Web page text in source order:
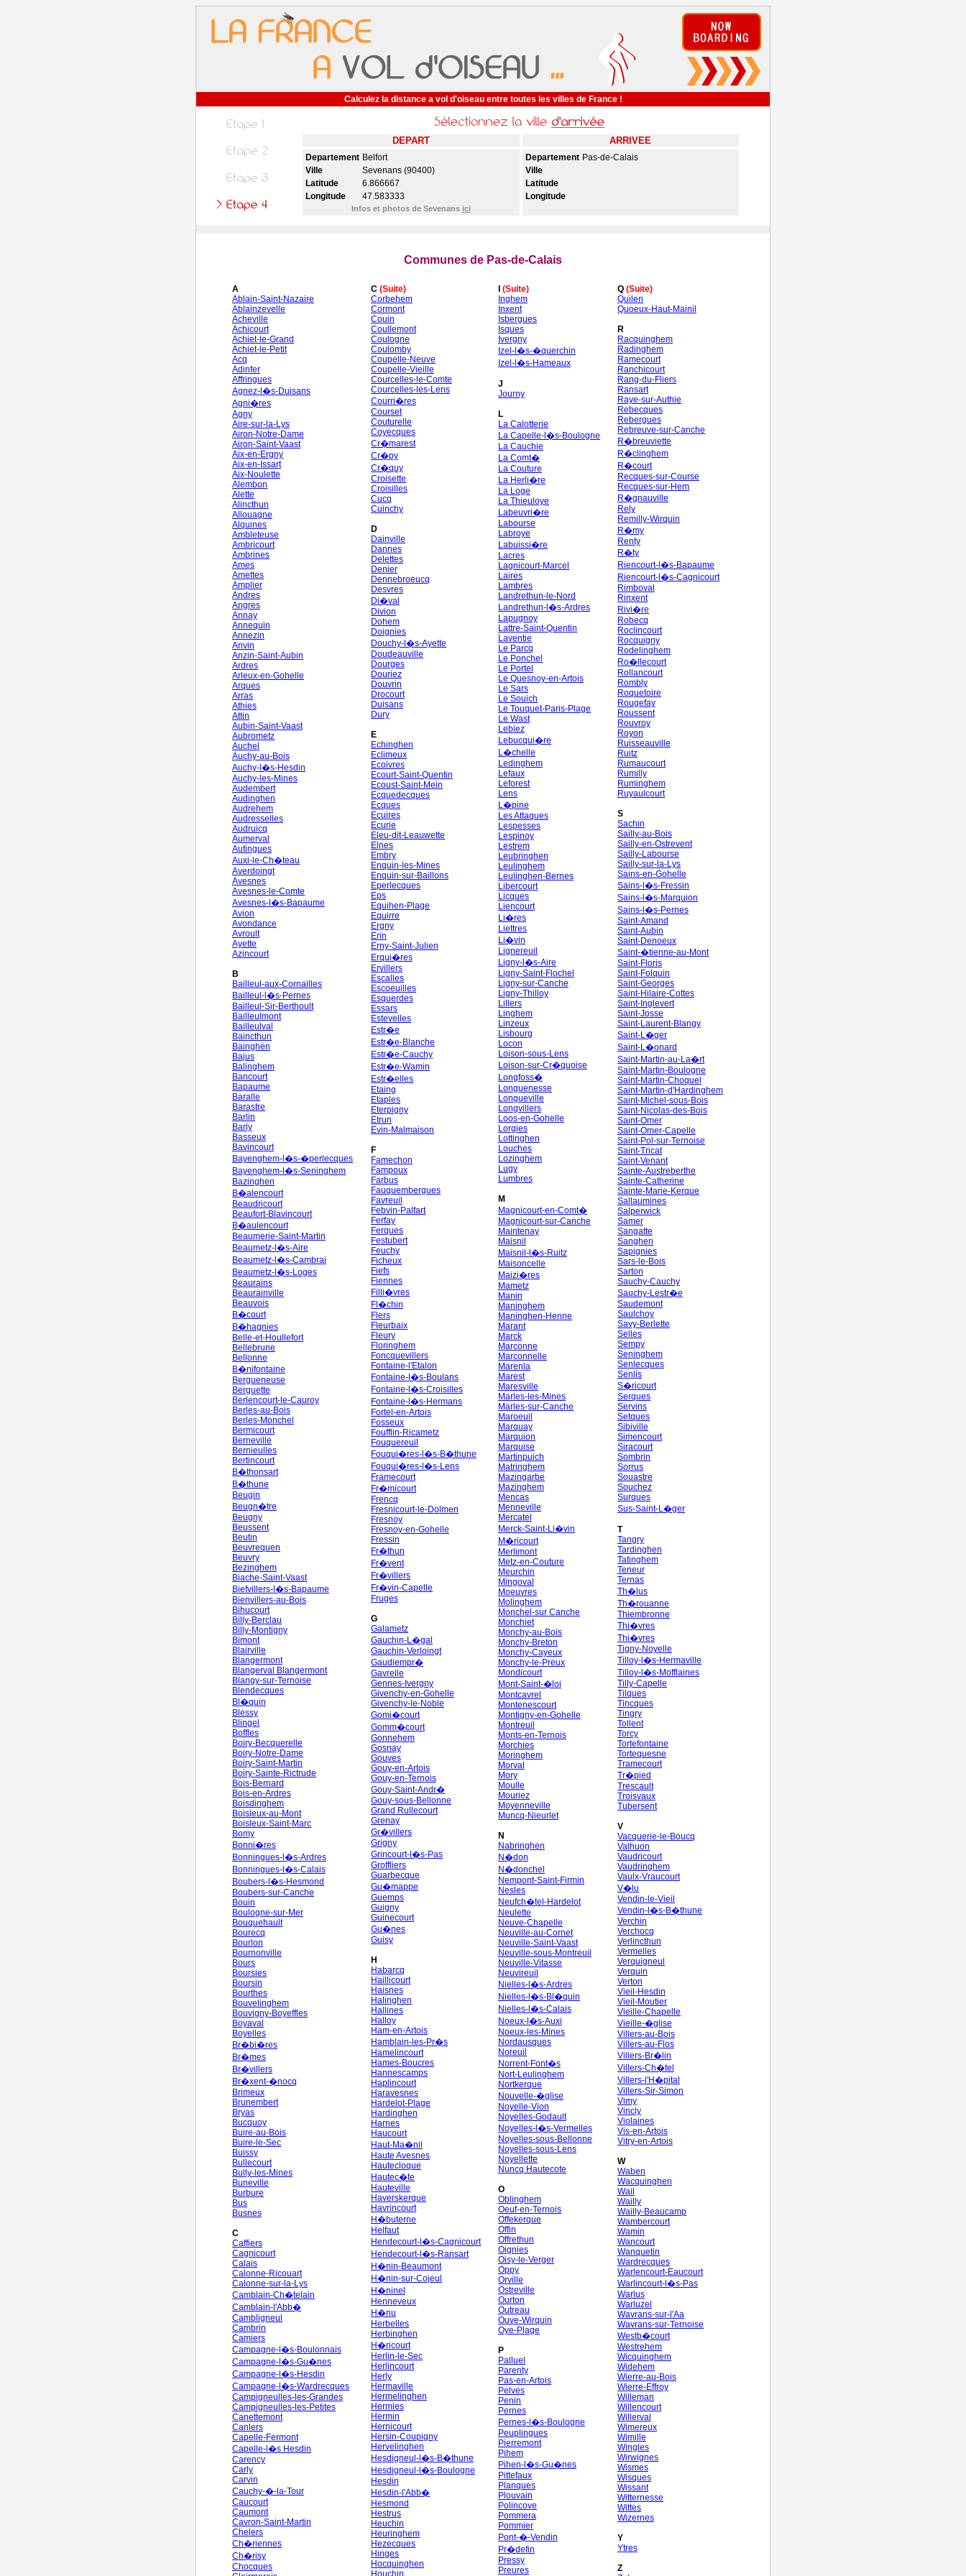
Calculez la distance a vol d'oiseau entre toutes les villes de France !
DEPART ARRIVEE
Departement Belfort
Ville
Sevenans (90400)
Latitude
6.866667
Longitude
47.583333
Infos et photos de Sevenans ici
Departement Pas-de-Calais
Ville
Latitude
Longitude
Communes de Pas-de-Calais
A
Ablain-Saint-Nazaire
Ablainzevelle
Acheville
Achicourt
Achiet-le-Grand
Achiet-le-Petit
Acq
Adinfer
Affringues
Agnez-l�s-Duisans
Agni�res
Agny
Aire-sur-la-Lys
Airon-Notre-Dame
Airon-Saint-Vaast
Aix-en-Ergny
Aix-en-Issart
Aix-Noulette
Alembon
Alette
Alincthun
Allouagne
Alquines
Ambleteuse
Ambricourt
Ambrines
Ames
Amettes
Amplier
Andres
Angres
Annay
Annequin
Annezin
Anvin
Anzin-Saint-Aubin
Ardres
Arleux-en-Gohelle
Arques
Arras
Athies
Attin
Aubin-Saint-Vaast
Aubrometz
Auchel
Auchy-au-Bois
Auchy-l�s-Hesdin
Auchy-les-Mines
Audembert
Audinghen
Audrehem
Audresselles
Audruicq
Aumerval
Autingues
Auxi-le-Ch�teau
Averdoingt
Avesnes
Avesnes-le-Comte
Avesnes-l�s-Bapaume
Avion
Avondance
Avroult
Ayette
Azincourt
B
Bailleul-aux-Cornailles
Bailleul-l�s-Pernes
Bailleul-Sir-Berthoult
Bailleulmont
Bailleulval
Baincthun
Bainghen
Bajus
Balinghem
Bancourt
Bapaume
Baralle
Barastre
Barlin
Barly
Basseux
Bavincourt
Bayenghem-l�s-�perlecques
Bayenghem-l�s-Seninghem
Bazinghen
B�alencourt
Beaudricourt
Beaufort-Blavincourt
B�aulencourt
Beaumerie-Saint-Martin
Beaumetz-l�s-Aire
Beaumetz-l�s-Cambrai
Beaumetz-l�s-Loges
Beaurains
Beaurainville
Beauvois
B�court
B�hagnies
Belle-et-Houllefort
Bellebrune
Bellonne
B�nifontaine
Bergueneuse
Berguette
Berlencourt-le-Cauroy
Berles-au-Bois
Berles-Monchel
Bermicourt
Berneville
Bernieulles
Bertincourt
B�thonsart
B�thune
Beugin
Beugn�tre
Beugny
Beussent
Beutin
Beuvrequen
Beuvry
Bezinghem
Biache-Saint-Vaast
Biefvillers-l�s-Bapaume
Bienvillers-au-Bois
Bihucourt
Billy-Berclau
Billy-Montigny
Bimont
Blairville
Blangermont
Blangerval Blangermont
Blangy-sur-Ternoise
Blendecques
Bl�quin
Blessy
Blingel
Boffles
Boiry-Becquerelle
Boiry-Notre-Dame
Boiry-Saint-Martin
Boiry-Sainte-Rictrude
Bois-Bernard
Bois-en-Ardres
Boisdinghem
Boisleux-au-Mont
Boisleux-Saint-Marc
Bomy
Bonni�res
Bonningues-l�s-Ardres
Bonningues-l�s-Calais
Boubers-l�s-Hesmond
Boubers-sur-Canche
Bouin
Boulogne-sur-Mer
Bouquehault
Bourecq
Bourlon
Bournonville
Bours
Boursies
Boursin
Bourthes
Bouvelinghem
Bouvigny-Boyeffles
Boyaval
Boyelles
Br�bi�res
Br�mes
Br�villers
Br�xent-�nocq
Brimeux
Brunembert
Bryas
Bucquoy
Buire-au-Bois
Buire-le-Sec
Buissy
Bullecourt
Bully-les-Mines
Buneville
Burbure
Bus
Busnes
C
Caffiers
Cagnicourt
Calais
Calonne-Ricouart
Calonne-sur-la-Lys
Camblain-Ch�telain
Camblain-l'Abb�
Cambligneul
Cambrin
Camiers
Campagne-l�s-Boulonnais
Campagne-l�s-Gu�nes
Campagne-l�s-Hesdin
Campagne-l�s-Wardrecques
Campigneulles-les-Grandes
Campigneulles-les-Petites
Canettemont
Canlers
Capelle-Fermont
Capelle-l�s Hesdin
Carency
Carly
Carvin
Cauchy-�-la-Tour
Caucourt
Caumont
Cavron-Saint-Martin
Chelers
Ch�riennes
Ch�risy
Chocques
C (Suite)
Corbehem
Cormont
Couin
Coullemont
Coulogne
Coulomby
Coupelle-Neuve
Coupelle-Vieille
Courcelles-le-Comte
Courcelles-les-Lens
Courri�res
Courset
Couturelle
Coyecques
Cr�marest
Cr�py
Cr�quy
Croisette
Croisilles
Cucq
Cuinchy
D
Dainville
Dannes
Delettes
Denier
Dennebroeucq
Desvres
Di�val
Divion
Dohem
Doignies
Douchy-l�s-Ayette
Doudeauville
Dourges
Douriez
Douvrin
Drocourt
Duisans
Dury
E
Echinghen
Eclimeux
Ecoivres
Ecourt-Saint-Quentin
Ecoust-Saint-Mein
Ecquedecques
Ecques
Ecuires
Ecurie
Eleu-dit-Leauwette
Elnes
Embry
Enquin-les-Mines
Enquin-sur-Baillons
Eperlecques
Eps
Equihen-Plage
Equirre
Ergny
Erin
Erny-Saint-Julien
Erqui�res
Ervillers
Escalles
Escoeuilles
Esquerdes
Essars
Estevelles
Estr�e
Estr�e-Blanche
Estr�e-Cauchy
Estr�e-Wamin
Estr�elles
Etaing
Etaples
Eterpigny
Etrun
Evin-Malmaison
F
Famechon
Fampoux
Farbus
Fauquembergues
Favreuil
Febvin-Palfart
Ferfay
Ferques
Festubert
Feuchy
Ficheux
Fiefs
Fiennes
Filli�vres
Fl�chin
Flers
Fleurbaix
Fleury
Floringhem
Foncquevillers
Fontaine-l'Etalon
Fontaine-l�s-Boulans
Fontaine-l�s-Croisilles
Fontaine-l�s-Hermans
Fortel-en-Artois
Fosseux
Foufflin-Ricametz
Fouquereuil
Fouqui�res-l�s-B�thune
Fouqui�res-l�s-Lens
Framecourt
Fr�micourt
Frencq
Fresnicourt-le-Dolmen
Fresnoy
Fresnoy-en-Gohelle
Fressin
Fr�thun
Fr�vent
Fr�villers
Fr�vin-Capelle
Fruges
G
Galametz
Gauchin-L�gal
Gauchin-Verloingt
Gaudiempr�
Gavrelle
Gennes-Ivergny
Givenchy-en-Gohelle
Givenchy-le-Noble
Gomi�court
Gomm�court
Gonnehem
Gosnay
Gouves
Gouy-en-Artois
Gouy-en-Ternois
Gouy-Saint-Andr�
Gouy-sous-Bellonne
Grand Rullecourt
Grenay
Gr�villers
Grigny
Grincourt-l�s-Pas
Groffliers
Guarbecque
Gu�mappe
Guemps
Guigny
Guinecourt
Gu�nes
Guisy
H
Habarcq
Haillicourt
Haisnes
Halinghen
Hallines
Halloy
Ham-en-Artois
Hamblain-les-Pr�s
Hamelincourt
Hames-Boucres
Hannescamps
Haplincourt
Haravesnes
Hardelot-Plage
Hardinghen
Harnes
Haucourt
Haut-Ma�nil
Haute Avesnes
Hautecloque
Hautec�te
Hauteville
Haverskerque
Havrincourt
H�buterne
Helfaut
Hendecourt-l�s-Cagnicourt
Hendecourt-l�s-Ransart
H�nin-Beaumont
H�nin-sur-Cojeul
H�ninel
Henneveux
H�nu
Herbelles
Herbinghen
H�ricourt
Herlin-le-Sec
Herlincourt
Herly
Hermaville
Hermelinghen
Hermies
Hermin
Hernicourt
Hersin-Coupigny
Hervelinghen
Hesdigneul-l�s-B�thune
Hesdigneul-l�s-Boulogne
Hesdin
Hesdin-l'Abb�
Hesmond
Hestrus
Heuchin
Heuringhem
Hezecques
Hinges
Hocquinghen
Houchin
(Suite)
Inghem
Inxent
Isbergues
Isques
Ivergny
Izel-l�s-�querchin
Izel-l�s-Hameaux
J
Journy
L
La Calotterie
La Capelle-l�s-Boulogne
La Cauchie
La Comt�
La Couture
La Herli�re
La Loge
La Thieuloye
Labeuvri�re
Labourse
Labroye
Labuissi�re
Lacres
Lagnicourt-Marcel
Laires
Lambres
Landrethun-le-Nord
Landrethun-l�s-Ardres
Lapugnoy
Lattre-Saint-Quentin
Laventie
Le Parcq
Le Ponchel
Le Portel
Le Quesnoy-en-Artois
Le Sars
Le Souich
Le Touquet-Paris-Plage
Le Wast
Lebiez
Lebucqui�re
L�chelle
Ledinghem
Lefaux
Leforest
Lens
L�pine
Les Attaques
Lespesses
Lespinoy
Lestrem
Leubringhen
Leulinghem
Leulinghen-Bernes
Libercourt
Licques
Liencourt
Li�res
Liettres
Li�vin
Lignereuil
Ligny-l�s-Aire
Ligny-Saint-Flochel
Ligny-sur-Canche
Ligny-Thilloy
Lillers
Linghem
Linzeux
Lisbourg
Locon
Loison-sous-Lens
Loison-sur-Cr�quoise
Longfoss�
Longuenesse
Longueville
Longvillers
Loos-en-Gohelle
Lorgies
Lottinghen
Louches
Lozinghem
Lugy
Lumbres
M
Magnicourt-en-Comt�
Magnicourt-sur-Canche
Maintenay
Maisnil
Maisnil-l�s-Ruitz
Maisoncelle
Maizi�res
Mametz
Manin
Maninghem
Maninghen-Henne
Marant
Marck
Marconne
Marconnelle
Marenla
Marest
Maresville
Marles-les-Mines
Marles-sur-Canche
Maroeuil
Marquay
Marquion
Marquise
Martinpuich
Matringhem
Mazingarbe
Mazinghem
Mencas
Menneville
Mercatel
Merck-Saint-Li�vin
M�ricourt
Merlimont
Metz-en-Couture
Meurchin
Mingoval
Moeuvres
Molinghem
Monchel-sur Canche
Monchiet
Monchy-au-Bois
Monchy-Breton
Monchy-Cayeux
Monchy-le-Preux
Mondicourt
Mont-Saint-�loi
Montcavrel
Montenescourt
Montigny-en-Gohelle
Montreuil
Monts-en-Ternois
Morchies
Moringhem
Morval
Mory
Moulle
Mouriez
Moyenneville
Muncq-Nieurlet
N
Nabringhen
N�don
N�donchel
Nempont-Saint-Firmin
Nesles
Neufch�tel-Hardelot
Neulette
Neuve-Chapelle
Neuville-au-Cornet
Neuville-Saint-Vaast
Neuville-sous-Montreuil
Neuville-Vitasse
Neuvireuil
Nielles-l�s-Ardres
Nielles-l�s-Bl�quin
Nielles-l�s-Calais
Noeux-l�s-Auxi
Noeux-les-Mines
Nordausques
Noreuil
Norrent-Font�s
Nort-Leulinghem
Nortkerque
Nouvelle-�glise
Noyelle-Vion
Noyelles-Godault
Noyelles-l�s-Vermelles
Noyelles-sous-Bellonne
Noyelles-sous-Lens
Noyellette
Nuncq Hautecote
O
Oblinghem
Oeuf-en-Ternois
Offekerque
Offin
Offrethun
Oignies
Oisy-le-Verger
Oppy
Orville
Ostreville
Ourton
Outreau
Ouve-Wirquin
Oye-Plage
P
Palluel
Parenty
Pas-en-Artois
Pelves
Penin
Pernes
Pernes-l�s-Boulogne
Peuplingues
Pierremont
Pihem
Pihen-l�s-Gu�nes
Pittefaux
Planques
Plouvain
Polincove
Pommera
Pommier
Pont-�-Vendin
Pr�defin
Pressy
Preures
Q (Suite)
Quilen
Quoeux-Haut-Mainil
R
Racquinghem
Radinghem
Ramecourt
Ranchicourt
Rang-du-Fliers
Ransart
Raye-sur-Authie
Rebecques
Rebergues
Rebreuve-sur-Canche
R�breuviette
R�clinghem
R�court
Recques-sur-Course
Recques-sur-Hem
R�gnauville
Rely
Remilly-Wirquin
R�my
Renty
R�ty
Riencourt-l�s-Bapaume
Riencourt-l�s-Cagnicourt
Rimboval
Rinxent
Rivi�re
Robecq
Roclincourt
Rocquigny
Rodelinghem
Ro�llecourt
Rollancourt
Rombly
Roquetoire
Rougefay
Roussent
Rouvroy
Royon
Ruisseauville
Ruitz
Rumaucourt
Rumilly
Ruminghem
Ruyaulcourt
S
Sachin
Sailly-au-Bois
Sailly-en-Ostrevent
Sailly-Labourse
Sailly-sur-la-Lys
Sains-en-Gohelle
Sains-l�s-Fressin
Sains-l�s-Marquion
Sains-l�s-Pernes
Saint-Amand
Saint-Aubin
Saint-Denoeux
Saint-�tienne-au-Mont
Saint-Floris
Saint-Folquin
Saint-Georges
Saint-Hilaire-Cottes
Saint-Inglevert
Saint-Josse
Saint-Laurent-Blangy
Saint-L�ger
Saint-L�onard
Saint-Martin-au-La�rt
Saint-Martin-Boulogne
Saint-Martin-Choquel
Saint-Martin-d'Hardinghem
Saint-Michel-sous-Bois
Saint-Nicolas-des-Bois
Saint-Omer
Saint-Omer-Capelle
Saint-Pol-sur-Ternoise
Saint-Tricat
Saint-Venant
Sainte-Austreberthe
Sainte-Catherine
Sainte-Marie-Kerque
Sallaumines
Salperwick
Samer
Sangatte
Sanghen
Sapignies
Sars-le-Bois
Sarton
Sauchy-Cauchy
Sauchy-Lestr�e
Saudemont
Saulchoy
Savy-Berlette
Selles
Sempy
Seninghem
Senlecques
Senlis
S�ricourt
Serques
Servins
Setques
Sibiville
Simencourt
Siracourt
Sombrin
Sorrus
Souastre
Souchez
Surques
Sus-Saint-L�ger
T
Tangry
Tardinghen
Tatinghem
Teneur
Ternas
Th�lus
Th�rouanne
Thiembronne
Thi�vres
Thi�vres
Tigny-Noyelle
Tilloy-l�s-Hermaville
Tilloy-l�s-Mofflaines
Tilly-Capelle
Tilques
Tincques
Tingry
Tollent
Torcy
Tortefontaine
Tortequesne
Tramecourt
Tr�pied
Trescault
Troisvaux
Tubersent
V
Vacquerie-le-Boucq
Valhuon
Vaudricourt
Vaudringhem
Vaulx-Vraucourt
V�lu
Vendin-le-Vieil
Vendin-l�s-B�thune
Verchin
Verchocq
Verlincthun
Vermelles
Verquigneul
Verquin
Verton
Vieil-Hesdin
Vieil-Moutier
Vieille-Chapelle
Vieille-�glise
Villers-au-Bois
Villers-au-Flos
Villers-Br�lin
Villers-Ch�tel
Villers-l'H�pital
Villers-Sir-Simon
Vimy
Vincly
Violaines
Vis-en-Artois
Vitry-en-Artois
W
Waben
Wacquinghen
Wail
Wailly
Wailly-Beaucamp
Wambercourt
Wamin
Wancourt
Wanquetin
Wardrecques
Warlencourt-Eaucourt
Warlincourt-l�s-Pas
Warlus
Warluzel
Wavrans-sur-l'Aa
Wavrans-sur-Ternoise
Westb�court
Westrehem
Wicquinghem
Widehem
Wierre-au-Bois
Wierre-Effroy
Willeman
Willencourt
Willerval
Wimereux
Wimille
Wingles
Wirwignes
Wismes
Wisques
Wissant
Witternesse
Wittes
Wizernes
Y
Ytres
Z